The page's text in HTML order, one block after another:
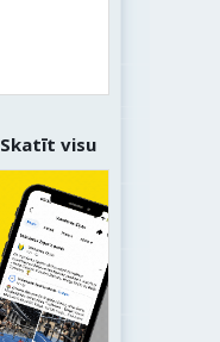
Skatīt visu